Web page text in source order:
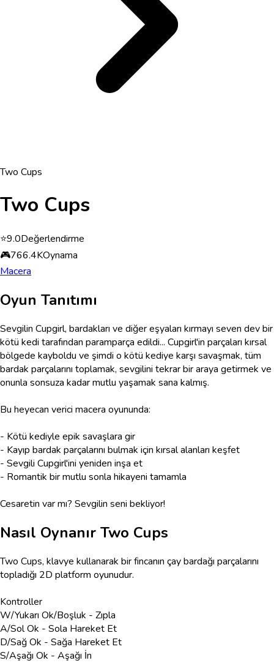
Two Cups
Two Cups
⭐9.0Değerlendirme
🎮766.4KOynama
Macera
Oyun Tanıtımı
Sevgilin Cupgirl, bardakları ve diğer eşyaları kırmayı seven dev bir
kötü kedi tarafından paramparça edildi... Cupgirl'in parçaları kırsal
bölgede kayboldu ve şimdi o kötü kediye karşı savaşmak, tüm
bardak parçalarını toplamak, sevgilini tekrar bir araya getirmek ve
onunla sonsuza kadar mutlu yaşamak sana kalmış.
Bu heyecan verici macera oyununda:
- Kötü kediyle epik savaşlara gir
- Kayıp bardak parçalarını bulmak için kırsal alanları keşfet
- Sevgili Cupgirl'ini yeniden inşa et
- Romantik bir mutlu sonla hikayeni tamamla
Cesaretin var mı? Sevgilin seni bekliyor!
Nasıl Oynanır Two Cups
Two Cups, klavye kullanarak bir fincanın çay bardağı parçalarını
topladığı 2D platform oyunudur.
Kontroller
W/Yukarı Ok/Boşluk - Zıpla
A/Sol Ok - Sola Hareket Et
D/Sağ Ok - Sağa Hareket Et
S/Aşağı Ok - Aşağı İn